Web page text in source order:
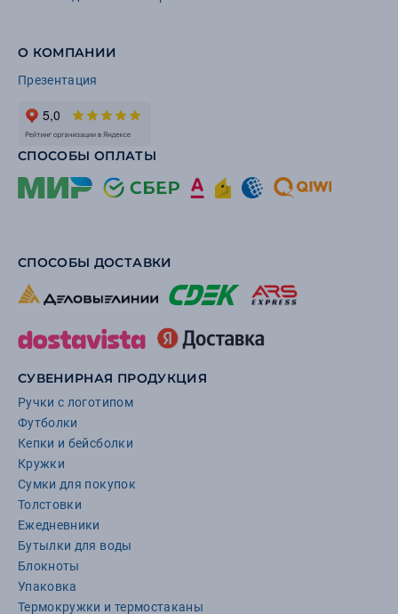
О КОМПАНИИ
Презентация
СПОСОБЫ ОПЛАТЫ
СПОСОБЫ ДОСТАВКИ
СУВЕНИРНАЯ ПРОДУКЦИЯ
Ручки с логотипом
Футболки
Кепки и бейсболки
Кружки
Сумки для покупок
Толстовки
Ежедневники
Бутылки для воды
Блокноты
Упаковка
Термокружки и термостаканы